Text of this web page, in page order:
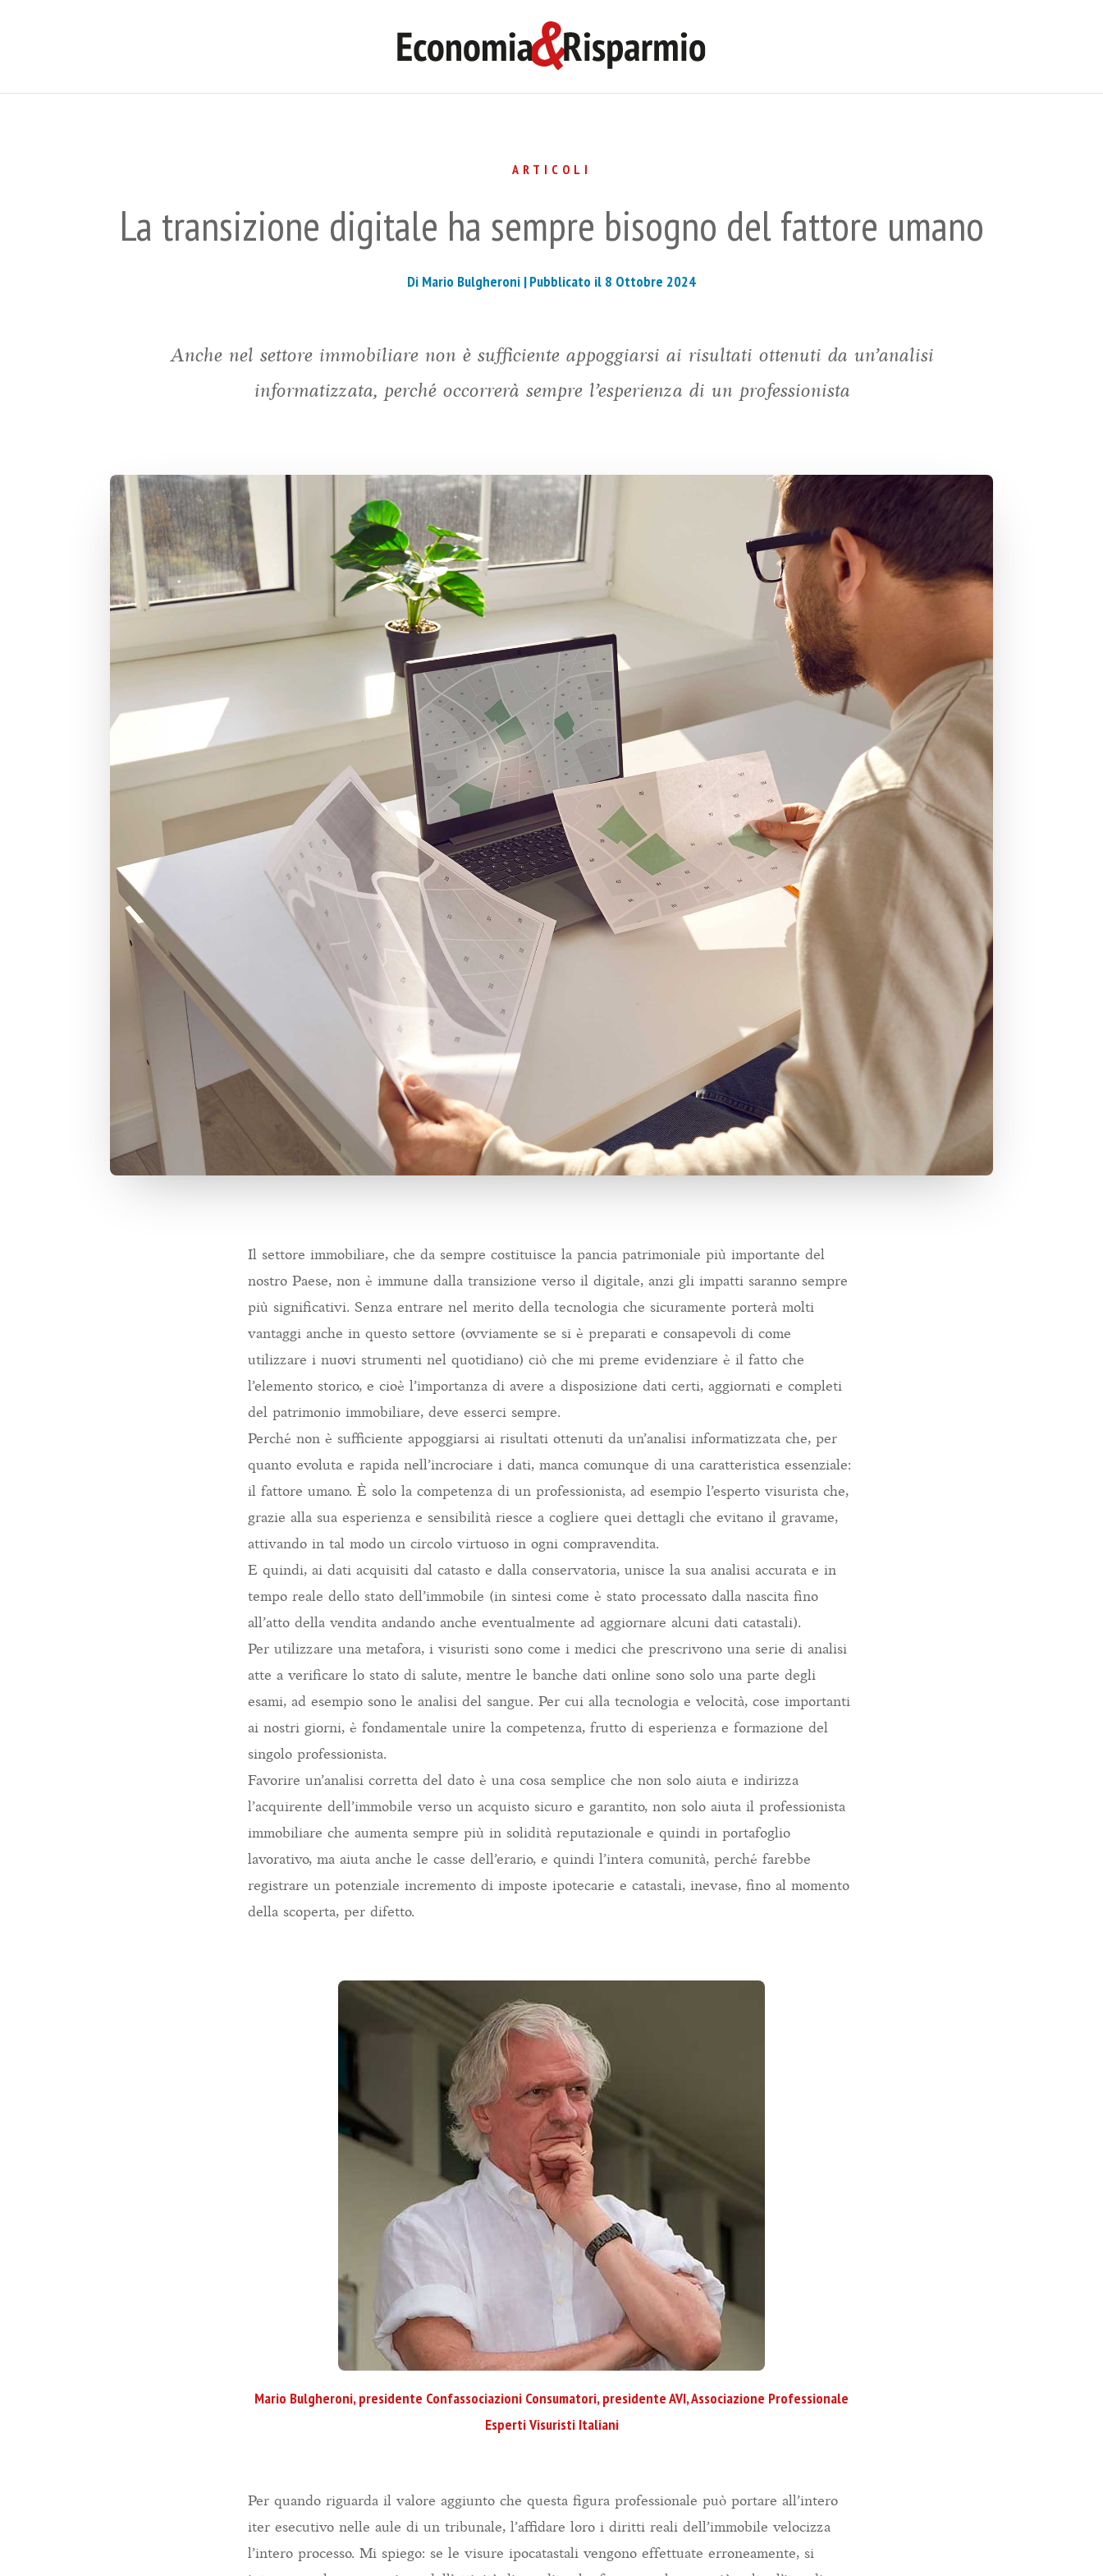
ARTICOLI
La transizione digitale ha sempre bisogno del fattore umano
Di Mario Bulgheroni |Pubblicato il 8 Ottobre 2024
Anche nel settore immobiliare non è sufficiente appoggiarsi ai risultati ottenuti da un’analisi
informatizzata, perché occorrerà sempre l’esperienza di un professionista
Il settore immobiliare, che da sempre costituisce la pancia patrimoniale più importante del
nostro Paese, non è immune dalla transizione verso il digitale, anzi gli impatti saranno sempre
più significativi. Senza entrare nel merito della tecnologia che sicuramente porterà molti
vantaggi anche in questo settore (ovviamente se si è preparati e consapevoli di come
utilizzare i nuovi strumenti nel quotidiano) ciò che mi preme evidenziare è il fatto che
l’elemento storico, e cioè l’importanza di avere a disposizione dati certi, aggiornati e completi
del patrimonio immobiliare, deve esserci sempre.
Perché non è sufficiente appoggiarsi ai risultati ottenuti da un’analisi informatizzata che, per
quanto evoluta e rapida nell’incrociare i dati, manca comunque di una caratteristica essenziale:
il fattore umano. È solo la competenza di un professionista, ad esempio l’esperto visurista che,
grazie alla sua esperienza e sensibilità riesce a cogliere quei dettagli che evitano il gravame,
attivando in tal modo un circolo virtuoso in ogni compravendita.
E quindi, ai dati acquisiti dal catasto e dalla conservatoria, unisce la sua analisi accurata e in
tempo reale dello stato dell’immobile (in sintesi come è stato processato dalla nascita fino
all’atto della vendita andando anche eventualmente ad aggiornare alcuni dati catastali).
Per utilizzare una metafora, i visuristi sono come i medici che prescrivono una serie di analisi
atte a verificare lo stato di salute, mentre le banche dati online sono solo una parte degli
esami, ad esempio sono le analisi del sangue. Per cui alla tecnologia e velocità, cose importanti
ai nostri giorni, è fondamentale unire la competenza, frutto di esperienza e formazione del
singolo professionista.
Favorire un’analisi corretta del dato è una cosa semplice che non solo aiuta e indirizza
l’acquirente dell’immobile verso un acquisto sicuro e garantito, non solo aiuta il professionista
immobiliare che aumenta sempre più in solidità reputazionale e quindi in portafoglio
lavorativo, ma aiuta anche le casse dell’erario, e quindi l’intera comunità, perché farebbe
registrare un potenziale incremento di imposte ipotecarie e catastali, inevase, fino al momento
della scoperta, per difetto.
Mario Bulgheroni, presidente Confassociazioni Consumatori, presidente AVI, Associazione Professionale
Esperti Visuristi Italiani
Per quando riguarda il valore aggiunto che questa figura professionale può portare all’intero
iter esecutivo nelle aule di un tribunale, l’affidare loro i diritti reali dell’immobile velocizza
l’intero processo. Mi spiego: se le visure ipocatastali vengono effettuate erroneamente, si